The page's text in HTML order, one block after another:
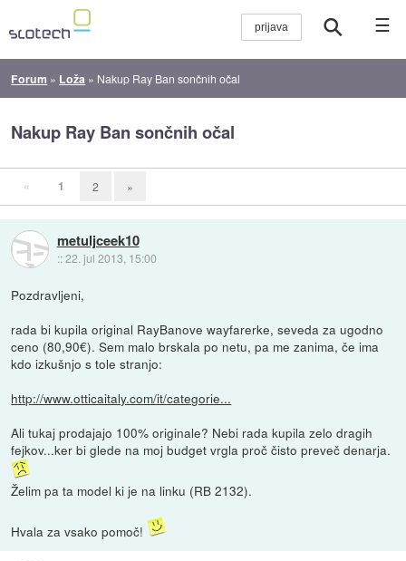
☰
Forum » Loža » Nakup Ray Ban sončnih očal
Nakup Ray Ban sončnih očal
« 1 2 »
metuljceek10
::22. jul 2013, 15:00
Pozdravljeni,
rada bi kupila original RayBanove wayfarerke, seveda za ugodno
ceno (80,90€). Sem malo brskala po netu, pa me zanima, če ima
kdo izkušnjo s tole stranjo:
http://www.otticaitaly.com/it/categorie...
Ali tukaj prodajajo 100% originale? Nebi rada kupila zelo dragih
fejkov...ker bi glede na moj budget vrgla proč čisto preveč denarja.
Želim pa ta model ki je na linku (RB 2132).
Hvala za vsako pomoč!